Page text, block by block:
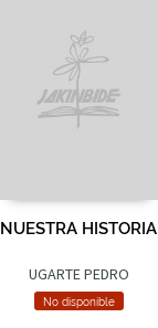
NUESTRA HISTORIA
UGARTE PEDRO
No disponible